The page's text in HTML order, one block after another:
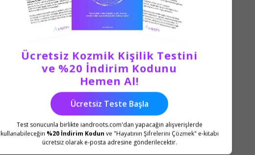
Ücretsiz Kozmik Kişilik Testini
ve %20 İndirim Kodunu
Hemen Al!
Ücretsiz Teste Başla
Test sonucunla birlikte iandroots.com'dan yapacağın alışverişlerde
kullanabileceğin %20 İndirim Kodun ve "Hayatının Şifrelerini Çözmek" e-kitabı
ücretsiz olarak e-posta adresine gönderilecektir.